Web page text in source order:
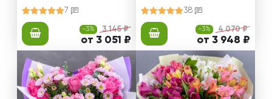
7
-3% 3 145 ₽
от 3 051 ₽
38
-3% 4 070 ₽
от 3 948 ₽